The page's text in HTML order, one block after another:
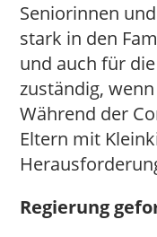
Seniorinnen
stark in den
und auch für
zuständig,
Während der
Eltern mit
Regierung